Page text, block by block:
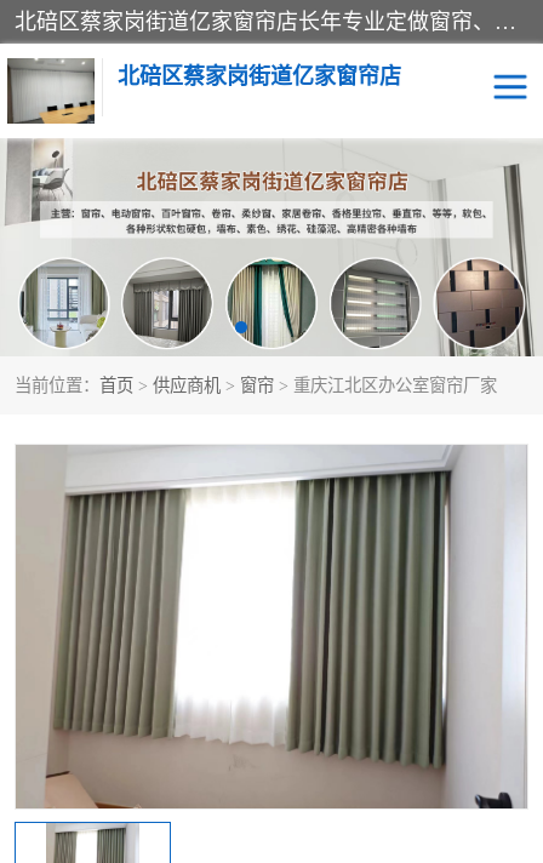
北碚区蔡家岗街道亿家窗帘店长年专业定做窗帘、电动窗帘、百叶窗帘、卷帘、柔纱窗、家居卷帘、香格里拉帘、垂直帘、等等，软包、各种形状软包硬包，墙布、素色、绣花、硅藻泥、高精密各种墙布，免费测量、免费安装，欢迎咨询
北碚区蔡家岗街道亿家窗帘店
当前位置： 首页 > 供应商机 > 窗帘 > 重庆江北区办公室窗帘厂家
软包硬包 墙布
窗帘 百叶窗卷帘